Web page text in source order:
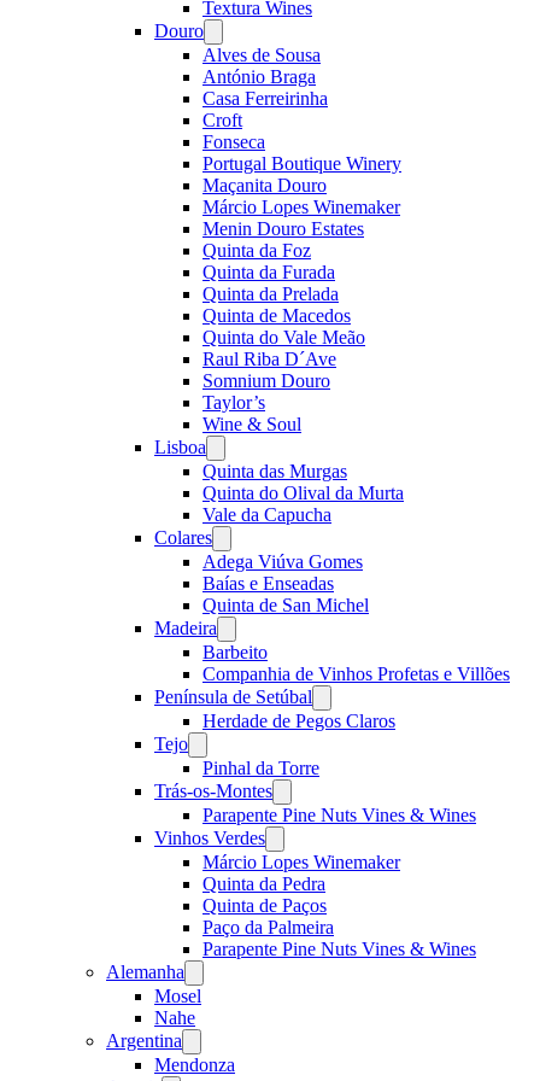
Textura Wines
Douro
menu
Alves de Sousa
António Braga
Casa Ferreirinha
Croft
Fonseca
Portugal Boutique Winery
Maçanita Douro
Márcio Lopes Winemaker
Menin Douro Estates
Quinta da Foz
Quinta da Furada
Quinta da Prelada
Quinta de Macedos
Quinta do Vale Meão
Raul Riba D´Ave
Somnium Douro
Taylor’s
Wine & Soul
Lisboa
menu
Quinta das Murgas
Quinta do Olival da Murta
Vale da Capucha
Colares
menu
Adega Viúva Gomes
Baías e Enseadas
Quinta de San Michel
Madeira
menu
Barbeito
Companhia de Vinhos Profetas e Villões
Península de Setúbal
menu
Herdade de Pegos Claros
Tejo
menu
Pinhal da Torre
Trás-os-Montes
menu
Parapente Pine Nuts Vines & Wines
Vinhos Verdes
menu
Márcio Lopes Winemaker
Quinta da Pedra
Quinta de Paços
Paço da Palmeira
Parapente Pine Nuts Vines & Wines
Alemanha
menu
Mosel
Nahe
Argentina
menu
Mendonza